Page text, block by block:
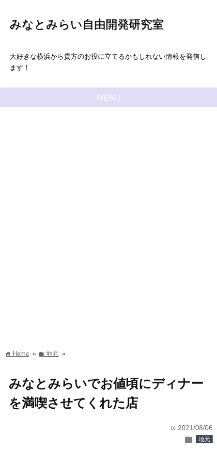
みなとみらい自由開発研究室
大好きな横浜から貴方のお役に立てるかもしれない情報を発信し
ます！
MENU
home Home » folder地元 »
みなとみらいでお値頃にディナー
を満喫させてくれた店
time 2021/08/06
folder 地元